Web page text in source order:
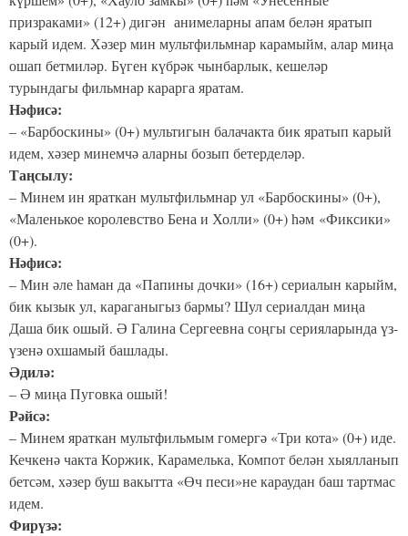
призраками» (12+) дигән анимеларны апам белән яратып
карый идем. Хәзер мин мультфильмнар карамыйм, алар миңа
ошап бетмиләр. Бүген күбрәк чынбарлык, кешеләр
турындагы фильмнар карарга яратам.
Нәфисә:
– «Барбоскины» (0+) мультигын балачакта бик яратып карый
идем, хәзер минемчә аларны бозып бетерделәр.
Таңсылу:
– Минем ин яраткан мультфильмнар ул «Барбоскины» (0+),
«Маленькое королевство Бена и Холли» (0+) һәм «Фиксики»
(0+).
Нәфисә:
– Мин әле һаман да «Папины дочки» (16+) сериалын карыйм,
бик кызык ул, караганыгыз бармы? Шул сериалдан миңа
Даша бик ошый. Ә Галина Сергеевна соңгы серияларында үз-
үзенә охшамый башлады.
Әдилә:
– Ә миңа Пуговка ошый!
Рәйсә:
– Минем яраткан мультфильмым гомергә «Три кота» (0+) иде.
Кечкенә чакта Коржик, Карамелька, Компот белән хыялланып
бетсәм, хәзер буш вакытта «Өч песи»не караудан баш тартмас
идем.
Фирүзә: